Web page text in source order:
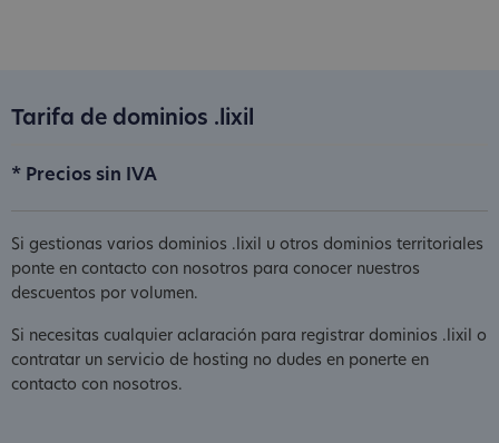
Tarifa de dominios .lixil
* Precios sin IVA
Si gestionas varios dominios .lixil u otros dominios territoriales
ponte en contacto con nosotros para conocer nuestros
descuentos por volumen.
Si necesitas cualquier aclaración para registrar dominios .lixil o
contratar un servicio de hosting no dudes en ponerte en
contacto con nosotros.